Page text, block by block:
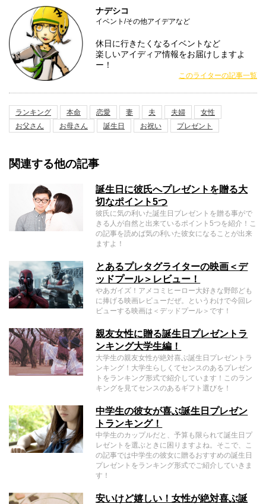
ナデシコ
イベント/その他アイデアなど
休日に行きたくなるイベントなど
楽しいアイディア情報をお届けしますよ
ー！
このライターの記事一覧
ランキング 本命 恋愛 妻 夫 夫婦
女性
お父さん
お母さん 誕生日 お祝い プレゼント
関連する他の記事
誕生日に彼氏へプレゼントを贈る大
切なポイント5つ
彼氏に気の利いた誕生日プレゼントを贈る事がで
きる人が自然と出来ているポイント5つを紹介！こ
の記事を読めば気の利いた彼女になることが出来
ますよ！
とあるプレタグライターの映画＜デ
ッドプール＞レビュー！
やあガイズ！アメコミヒーロー大好きな野郎ども
に捧げる映画レビューだぜ。というわけで今回レ
ビューする映画は＜デッドプール＞です！
親友女性に贈る誕生日プレゼントラ
ンキング大学生編！
大学生の親友女性が絶対喜ぶ誕生日プレゼントラ
ンキング！大学生らしくてセンスのあるプレゼン
トをランキング形式で紹介しています！このラン
キングを見てセンスのあるギフト選びを！
中学生の彼女が喜ぶ誕生日プレゼン
トランキング！
中学生のカップルだと、予算も限られて誕生日プ
レゼントを選ぶときに困りますよね。そこで、こ
の記事では中学生の彼女に贈るおすすめの誕生日
プレゼントをランキング形式でご紹介していきま
す！
安いけど嬉しい！女性が絶対喜ぶ誕